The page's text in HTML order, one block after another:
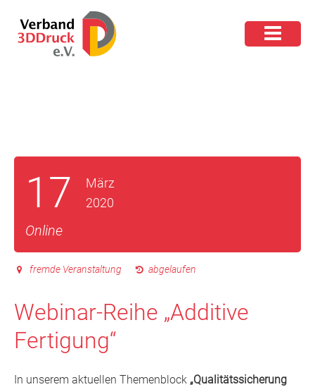
17
März
2020
Online
fremde Veranstaltung abgelaufen
Webinar-Reihe „Additive
Fertigung“
In unserem aktuellen Themenblock „Qualitätssicherung